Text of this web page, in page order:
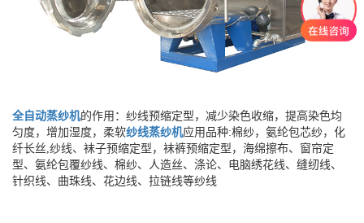
全自动蒸纱机的作用：纱线预缩定型，减少染色收缩，提高染色均
匀度，增加湿度，柔软纱线蒸纱机应用品种:棉纱，氨纶包芯纱，化
纤长丝,纱线、袜子预缩定型，袜裤预缩定型，海绵擦布、窗帘定
型、氨纶包覆纱线、棉纱、人造丝、涤论、电脑绣花线、缝纫线、
针织线、曲珠线、花边线、拉链线等纱线